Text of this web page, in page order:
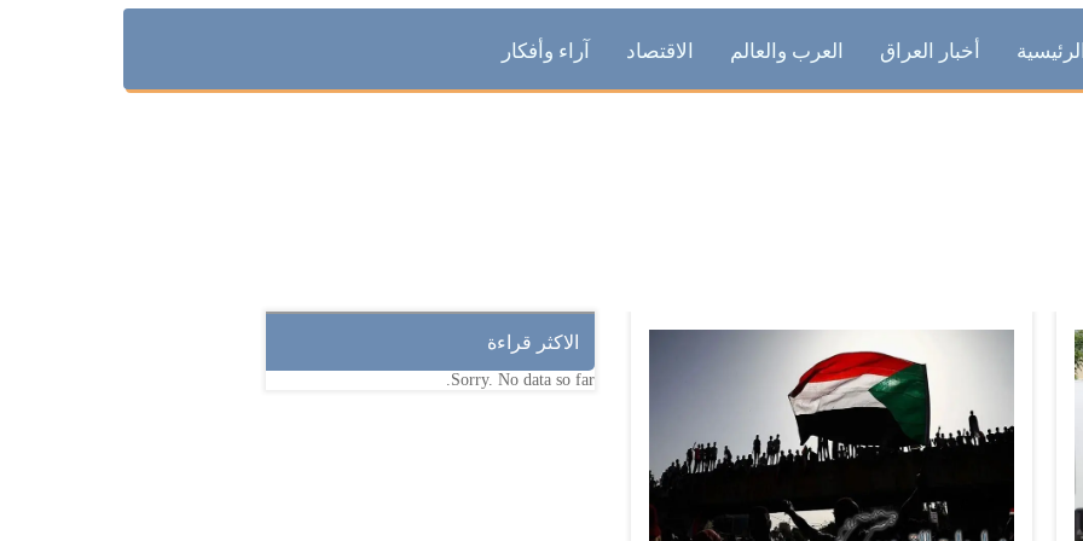
أخبار العراق العرب والعالم الاقتصاد آراء وأفكار
الاكثر قراءة
Sorry. No data so far.